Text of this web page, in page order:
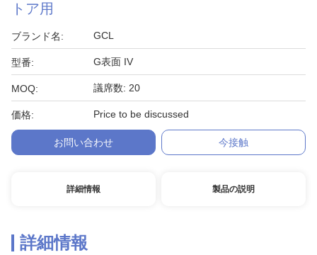
トア用
ブランド名: GCL
型番: G表面 IV
MOQ: 議席数: 20
価格: Price to be discussed
お問い合わせ 今接触
詳細情報 製品の説明
詳細情報